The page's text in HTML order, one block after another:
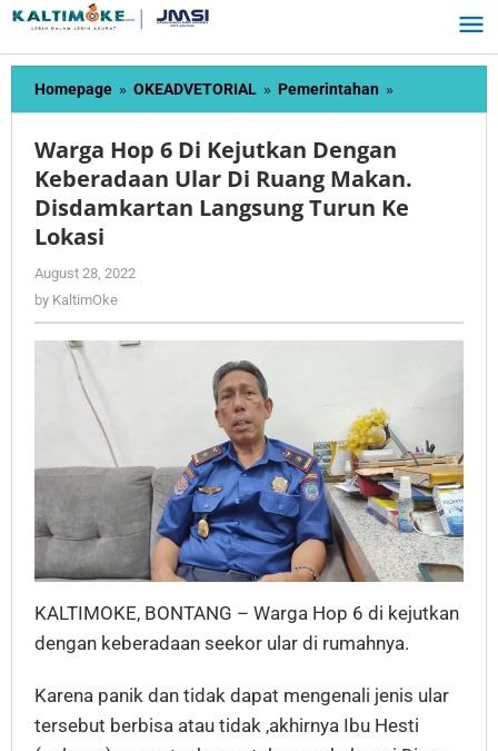
Skip
content
Homepage » OKEADVETORIAL » Pemerintahan »
Hop
Kejutkan
Dengan
Makan.
Disdamkartan
Lokasi
Warga Hop 6 Di Kejutkan Dengan
Keberadaan Ular Di Ruang Makan.
Disdamkartan Langsung Turun Ke
Lokasi
August 28, 2022
by KaltimOke
KALTIMOKE, BONTANG – Warga Hop 6 di kejutkan
dengan keberadaan seekor ular di rumahnya.
Karena panik dan tidak dapat mengenali jenis ular
tersebut berbisa atau tidak ,akhirnya Ibu Hesti